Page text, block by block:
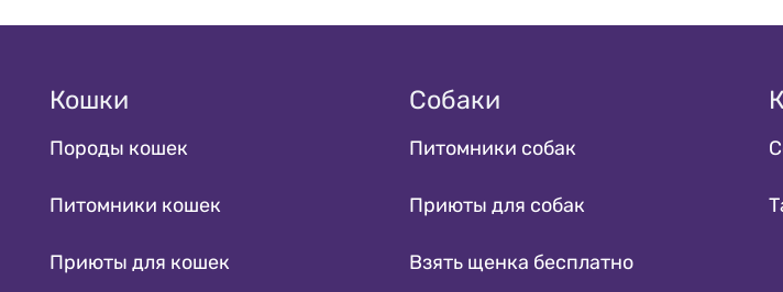
Мейн-кун
Невская маскарадная
Сиамская 2
Кошки
Породы кошек
Питомники кошек
Приюты для кошек
Собаки
Питомники собак
Приюты для собак
Взять щенка бесплатно